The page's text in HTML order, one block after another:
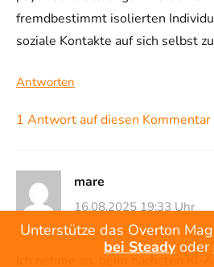
fremdbestimmt isolierten
soziale Kontakte auf sich selbst
Antworten
1 Antwort auf diesen
mare
16.08.2025 19:33 Uhr
Ich nehme an, beim nächsten KI-
Unterstütze das Overton
bei Steady oder